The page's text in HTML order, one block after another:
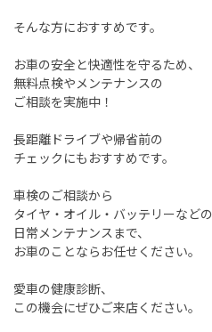
そんな方におすすめです。
お車の安全と快適性を守るため、
無料点検やメンテナンスの
ご相談を実施中！
長距離ドライブや帰省前の
チェックにもおすすめです。
車検のご相談から
タイヤ・オイル・バッテリーなどの
日常メンテナンスまで、
お車のことならお任せください。
愛車の健康診断、
この機会にぜひご来店ください。